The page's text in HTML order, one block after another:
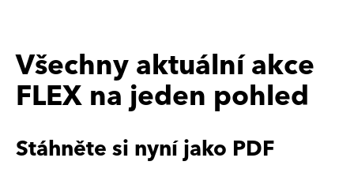
Všechny aktuální akce
FLEX na jeden pohled
Stáhněte si nyní jako PDF